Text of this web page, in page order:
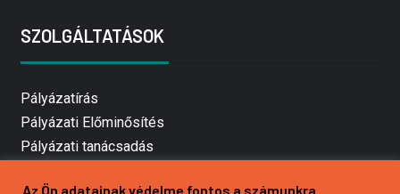
SZOLGÁLTATÁSOK
Pályázatírás
Pályázati Előminősítés
Pályázati tanácsadás
Az Ön adatainak védelme fontos a számunkra